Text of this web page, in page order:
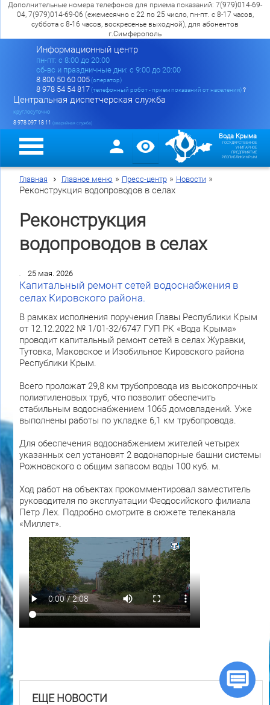
Дополнительные номера телефонов для приема показаний: 7(979)014-69-
04, 7(979)014-69-06 (ежемесячно с 22 по 25 число, пн-пт. с 8-17 часов,
суббота с 8-16 часов, воскресенье выходной), для абонентов
г.Симферополь
Информационный центр
пн-пт: c 8:00 до 20:00
сб-вс и праздничные дни: с 9:00 до 20:00
8 800 50 60 005(оператор)
8 978 54 54 817(телефонный робот - прием показаний от населения)?
Центральная диспетчерская служба
круглосуточно
8 978 097 18 11 (аварийная служба)
Вода Крыма
ГОСУДАРСТВЕННОЕ
УНИТАРНОЕ
ПРЕДПРИЯТИЕ
РЕСПУБЛИКИ КРЫМ
Главная Главное меню » Пресс-центр» Новости»
Реконструкция водопроводов в селах
Реконструкция
водопроводов в селах
25 мая. 2026
Капитальный ремонт сетей водоснабжения в
селах Кировского района.
В рамках исполнения поручения Главы Республики Крым
от 12.12.2022 № 1/01-32/6747 ГУП РК «Вода Крыма»
проводит капитальный ремонт сетей в селах Журавки,
Тутовка, Маковское и Изобильное Кировского района
Республики Крым.
Всего проложат 29,8 км трубопровода из высокопрочных
полиэтиленовых труб, что позволит обеспечить
стабильным водоснабжением 1065 домовладений. Уже
выполнены работы по укладке 6,1 км трубопровода.
Для обеспечения водоснабжением жителей четырех
указанных сел установят 2 водонапорные башни системы
Рожновского с общим запасом воды 100 куб. м.
Ход работ на объектах прокомментировал заместитель
руководителя по эксплуатации Феодосийского филиала
Петр Лех. Подробно смотрите в сюжете телеканала
«Миллет».
ЕЩЕ НОВОСТИ